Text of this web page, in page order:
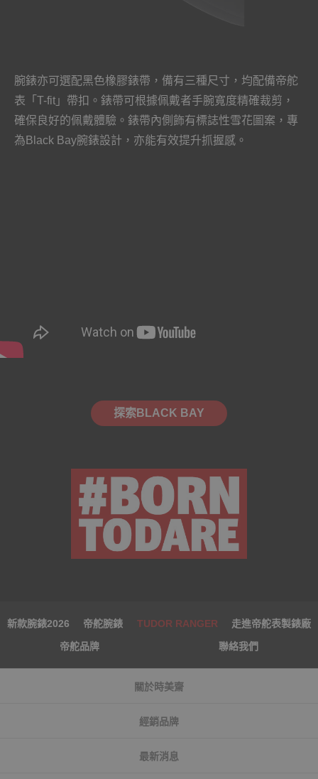
腕錶亦可選配黑色橡膠錶帶，備有三種尺寸，均配備帝舵
表「T-fit」帶扣。錶帶可根據佩戴者手腕寬度精確裁剪，
確保良好的佩戴體驗。錶帶內側飾有標誌性雪花圖案，專
為Black Bay腕錶設計，亦能有效提升抓握感。
探索BLACK BAY
新款腕錶2026 帝舵腕錶 TUDOR RANGER
走進帝舵表製錶廠
帝舵品牌
聯絡我們
關於時美齋
經銷品牌
最新消息